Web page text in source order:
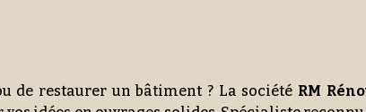
de restaurer un bâtiment ? La société RM